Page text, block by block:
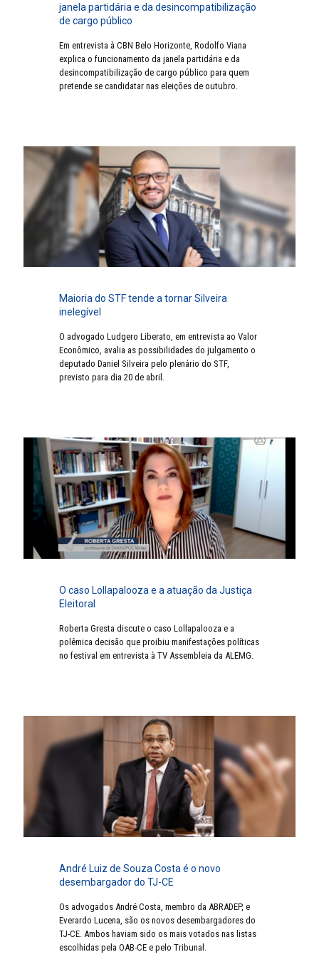
janela partidária e da desincompatibilização
de cargo público
Em entrevista à CBN Belo Horizonte, Rodolfo Viana
explica o funcionamento da janela partidária e da
desincompatibilização de cargo público para quem
pretende se candidatar nas eleições de outubro.
Maioria do STF tende a tornar Silveira
inelegível
O advogado Ludgero Liberato, em entrevista ao Valor
Econômico, avalia as possibilidades do julgamento o
deputado Daniel Silveira pelo plenário do STF,
previsto para dia 20 de abril.
O caso Lollapalooza e a atuação da Justiça
Eleitoral
Roberta Gresta discute o caso Lollapalooza e a
polêmica decisão que proibiu manifestações políticas
no festival em entrevista à TV Assembleia da ALEMG.
André Luiz de Souza Costa é o novo
desembargador do TJ-CE
Os advogados André Costa, membro da ABRADEP, e
Everardo Lucena, são os novos desembargadores do
TJ-CE. Ambos haviam sido os mais votados nas listas
escolhidas pela OAB-CE e pelo Tribunal.